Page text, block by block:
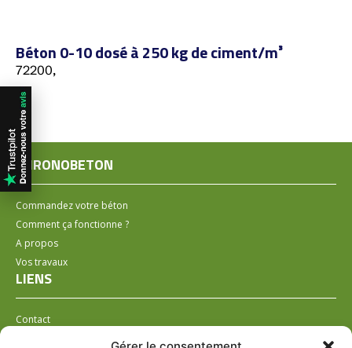
Béton 0-10 dosé à 250 kg de ciment/m³
72200,
CHRONOBETON
Commandez votre béton
Comment ça fonctionne ?
A propos
Vos travaux
LIENS
Contact